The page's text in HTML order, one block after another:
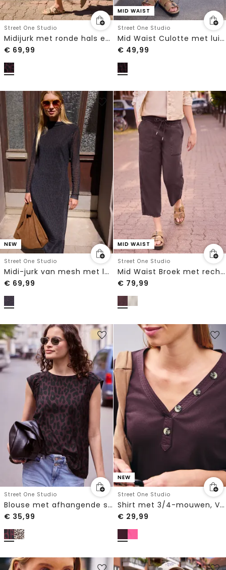
Street One Studio
Midijurk met ronde hals en luipaardprint
€ 69,99
MID WAIST
Street One Studio
Mid Waist Culotte met luipaardprint
€ 49,99
NEW
Street One Studio
Midi-jurk van mesh met luipaardprint
€ 69,99
MID WAIST
Street One Studio
Mid Waist Broek met rechte pijpen in een Loose Fit pasvorm
€ 79,99
Street One Studio
Blouse met afhangende schouders en luipaardprint
€ 35,99
NEW
Street One Studio
Shirt met 3/4-mouwen, V-hals en knopen
€ 29,99